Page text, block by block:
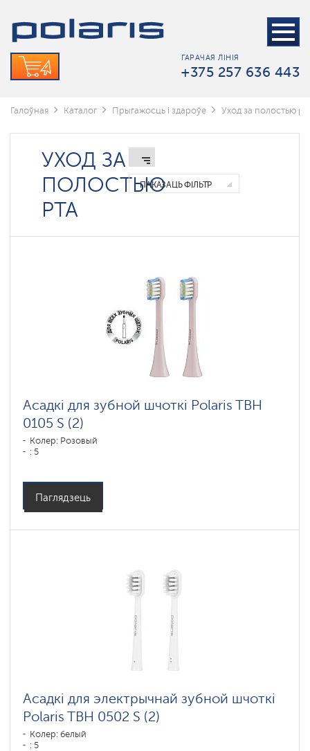
ГАРАЧАЯ ЛІНІЯ
+375 257 636 443
Галоўная Каталог Прыгажосць і здароўе Уход за полостью
УХОД ЗА
ПОЛОСТЬЮ
РТА
ПАКАЗАЦЬ ФІЛЬТР
Асадкі для зубной шчоткі Polaris TBH
0105 S (2)
Колер: Розовый
: 5
Паглядзець
Асадкі для электрычнай зубной шчоткі
Polaris TBH 0502 S (2)
Колер: белый
: 5
Электрические
зубные
щетки
Ирригаторы
Зубные